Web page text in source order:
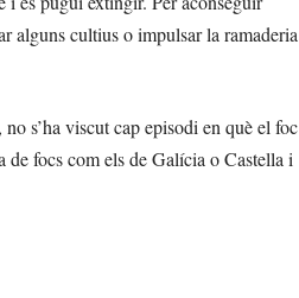
alguns cultius o impulsar la ramaderia
s’ha viscut cap episodi en què el foc
de focs com els de Galícia o Castella i